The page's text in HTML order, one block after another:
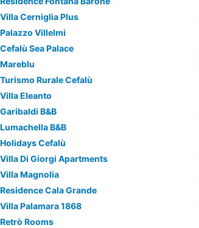
Villa Cerniglia Plus
Palazzo Villelmi
Cefalù Sea Palace
Mareblu
Turismo Rurale Cefalù
Villa Eleanto
Garibaldi B&B
Lumachella B&B
Holidays Cefalù
Villa Di Giorgi Apartments
Villa Magnolia
Residence Cala Grande
Villa Palamara 1868
Retrò Rooms